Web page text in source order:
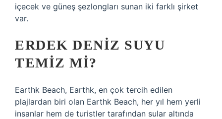
içecek ve güneş şezlongları sunan iki farklı şirket
var.
ERDEK DENIZ SUYU
TEMIZ MI?
Earthk Beach, Earthk, en çok tercih edilen
plajlardan biri olan Earthk Beach, her yıl hem yerli
insanlar hem de turistler tarafından sular altında